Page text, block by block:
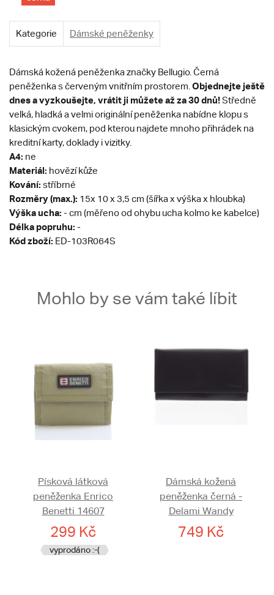
Kategorie Dámské peněženky
Dámská kožená peněženka značky Bellugio. Černá
peněženka s červeným vnitřním prostorem. Objednejte ještě
dnes a vyzkoušejte, vrátit ji můžete až za 30 dnů!Středně
velká, hladká a velmi originální peněženka nabídne klopu s
klasickým cvokem, pod kterou najdete mnoho přihrádek na
kreditní karty, doklady i vizitky.
A4: ne
Materiál: hovězí kůže
Kování: stříbrné
Rozměry (max.): 15x 10 x 3,5 cm (šířka x výška x hloubka)
Výška ucha: - cm (měřeno od ohybu ucha kolmo ke kabelce)
Délka popruhu: -
Kód zboží: ED-103R064S
Mohlo by se vám také líbit
Písková látková
peněženka Enrico
Benetti 14607
299 Kč
vyprodáno :-(
Dámská kožená
peněženka černá -
Delami Wandy
749 Kč